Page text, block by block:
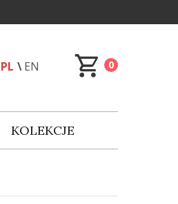
PL EN 0
KOLEKCJE